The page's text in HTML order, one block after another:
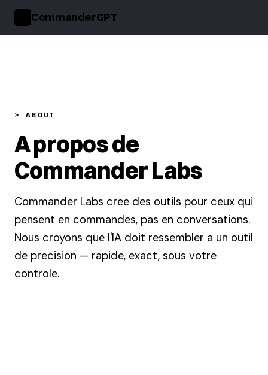
CommanderGPT
> ABOUT
A propos de
Commander Labs
Commander Labs cree des outils pour ceux qui
pensent en commandes, pas en conversations.
Nous croyons que l'IA doit ressembler a un outil
de precision — rapide, exact, sous votre
controle.